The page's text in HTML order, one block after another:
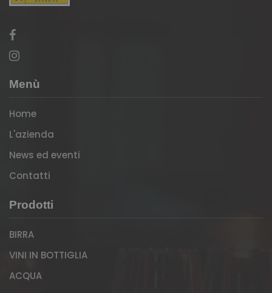
Menù
Home
L'azienda
News ed eventi
Contatti
Prodotti
BIRRA
VINI IN BOTTIGLIA
ACQUA